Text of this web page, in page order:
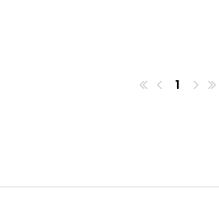
첫번째페이지 1 마지막페이지